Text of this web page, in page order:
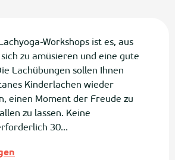
Workshops ist es, aus
zu amüsieren und eine gute
Lachübungen sollen Ihnen
Kinderlachen wieder
einen Moment der Freude zu
zu lassen. Keine
30...